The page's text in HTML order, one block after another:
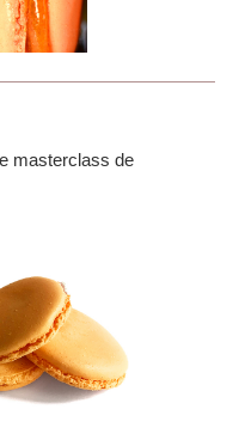
masterclass de